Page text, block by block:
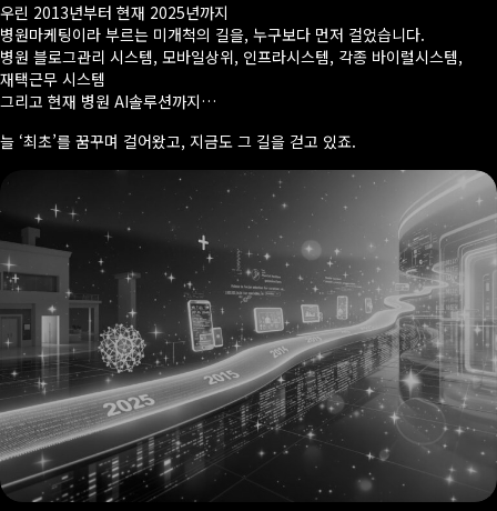
우린 2013년부터 현재 2025년까지
병원마케팅이라 부르는 미개척의 길을, 누구보다 먼저 걸었습니다.
병원 블로그관리 시스템, 모바일상위, 인프라시스템, 각종 바이럴시스템,
재택근무 시스템
그리고 현재 병원 AI솔루션까지…
늘 ‘최초’를 꿈꾸며 걸어왔고, 지금도 그 길을 걷고 있죠.